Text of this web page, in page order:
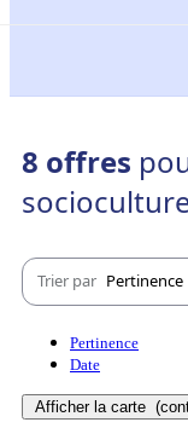
8 offres
Trier par Pertinence
Pertinence
Date
Afficher la carte